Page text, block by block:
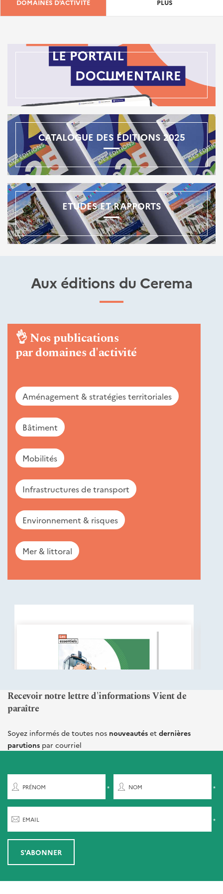
DOMAINES D'ACTIVITÉ PLUS
CATALOGUE DES ÉDITIONS 2025
ETUDES ET RAPPORTS
Aux éditions du Cerema
👌Nos publications
par domaines d'activité
Aménagement & stratégies territoriales
Bâtiment
Mobilités
Infrastructures de transport
Environnement & risques
Mer & littoral
Nouveautés
Recevoir notre lettre d'informations Vient de
paraître
Soyez informés de toutes nos nouveautés et dernières
parutions par courriel
PRÉNOM NOM
EMAIL
S'ABONNER